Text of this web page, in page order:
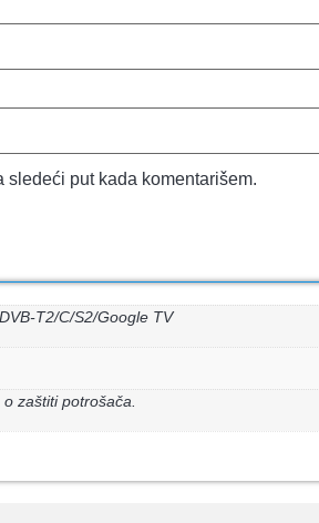
sledeći put kada komentarišem.
T2/C/S2/Google TV
zaštiti potrošača.